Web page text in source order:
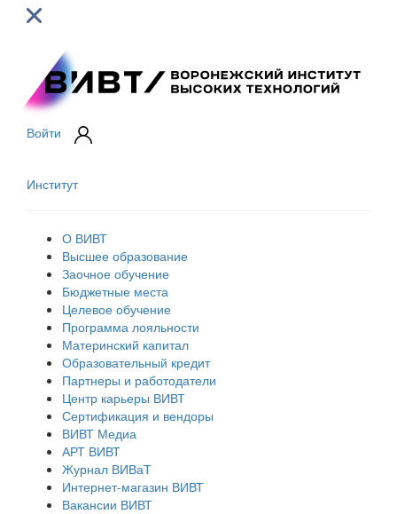
Войти
Институт
О ВИВТ
Высшее образование
Заочное обучение
Бюджетные места
Целевое обучение
Программа лояльности
Материнский капитал
Образовательный кредит
Партнеры и работодатели
Центр карьеры ВИВТ
Сертификация и вендоры
ВИВТ Медиа
АРТ ВИВТ
Журнал ВИВаТ
Интернет-магазин ВИВТ
Вакансии ВИВТ